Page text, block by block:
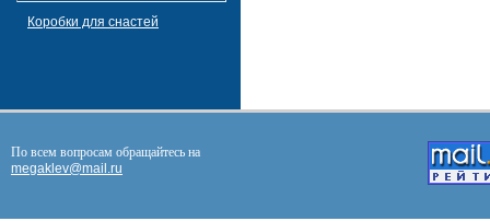
Коробки для снастей
По всем вопросам обращайтесь на
megaklev@mail.ru